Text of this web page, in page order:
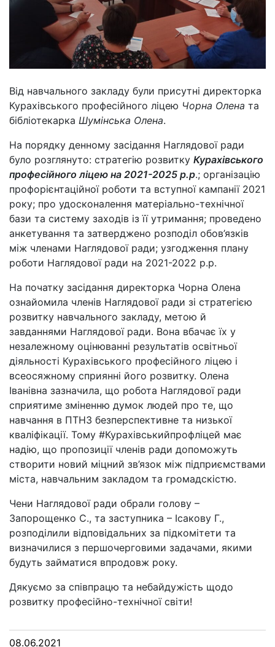
Від навчального закладу були присутні директорка
Курахівського професійного ліцею Чорна Олена та
бібліотекарка Шумінська Олена.
На порядку денному засідання Наглядової ради
було розглянуто: стратегію розвитку Курахівського
професійного ліцею на 2021-2025 р.р.; організацію
профорієнтаційної роботи та вступної кампанії 2021
року; про удосконалення матеріально-технічної
бази та систему заходів із її утримання; проведено
анкетування та затверджено розподіл обов’язків
між членами Наглядової ради; узгодження плану
роботи Наглядової ради на 2021-2022 р.р.
На початку засідання директорка Чорна Олена
ознайомила членів Наглядової ради зі стратегією
розвитку навчального закладу, метою й
завданнями Наглядової ради. Вона вбачає їх у
незалежному оцінюванні результатів освітньої
діяльності Курахівського професійного ліцею і
всеосяжному сприянні його розвитку. Олена
Іванівна зазначила, що робота Наглядової ради
сприятиме зміненню думок людей про те, що
навчання в ПТНЗ безперспективне та низької
кваліфікації. Тому #Курахівськийпрофліцей має
надію, що пропозиції членів ради допоможуть
створити новий міцний зв’язок між підприємствами
міста, навчальним закладом та громадскістю.
Чени Наглядової ради обрали голову –
Запорощенко С., та заступника – Ісакову Г.,
розподілили відповідальних за підкомітети та
визначилися з першочерговими задачами, якими
будуть займатися впродовж року.
Дякуємо за співпрацю та небайдужість щодо
розвитку професійно-технічної світи!
08.06.2021